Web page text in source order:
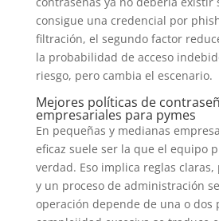
consigue una credencial por
filtración, el segundo factor
la probabilidad de acceso
riesgo, pero cambia el escenario.
Mejores políticas de
empresariales para pymes
En pequeñas y medianas
eficaz suele ser la que el equipo
verdad. Eso implica reglas claras,
y un proceso de administración
operación depende de una o dos